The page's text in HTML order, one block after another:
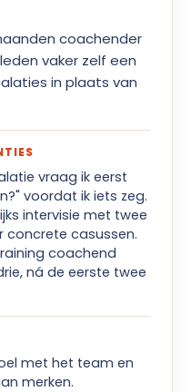
coachender
vaker zelf een
in plaats van
vraag ik eerst
voordat ik iets zeg.
intervisie met twee
concrete casussen.
coachend
ná de eerste twee
met het team en
merken.